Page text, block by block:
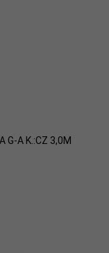
G-A K.:CZ 3,0M